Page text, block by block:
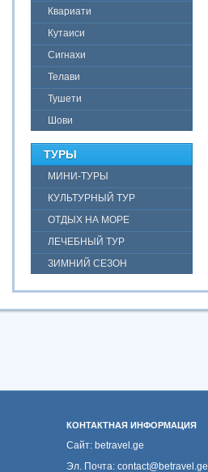
Квариати
Кутаиси
Сигнахи
Телави
Тушети
Шови
ТУРЫ
МИНИ-ТУРЫ
КУЛЬТУРНЫЙ ТУР
ОТДЫХ НА МОРЕ
ЛЕЧЕБНЫЙ ТУР
ЗИМНИЙ СЕЗОН
КОНТАКТНАЯ ИНФОРМАЦИЯ
Сайт: betravel.ge
Эл. Почта: contact@betravel.ge